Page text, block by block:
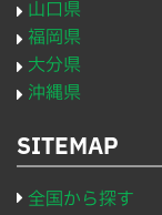
山口県
福岡県
大分県
沖縄県
SITEMAP
全国から探す